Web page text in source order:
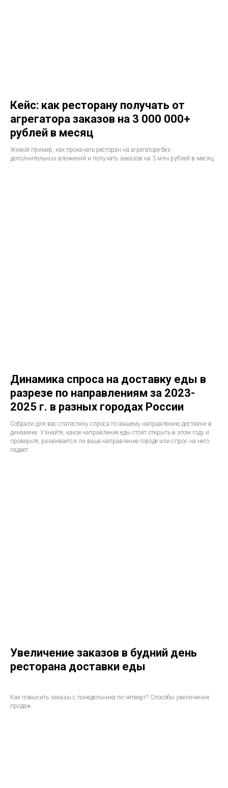
Кейс: как ресторану получать от
агрегатора заказов на 3 000 000+
рублей в месяц
Живой пример, как прокачать ресторан на агрегаторе без
дополнительных вложений и получать заказов на 3 млн рублей в месяц
Динамика спроса на доставку еды в
разрезе по направлениям за 2023-
2025 г. в разных городах России
Собрали для вас статистику спроса по вашему направлению доставки в
динамике. Узнайте, какое направление еды стоит открыть в этом году и
проверьте, развивается ли ваше направление городе или спрос на него
падает.
Увеличение заказов в будний день
ресторана доставки еды
Как повысить заказы с понедельника по четверг? Способы увеличения
продаж